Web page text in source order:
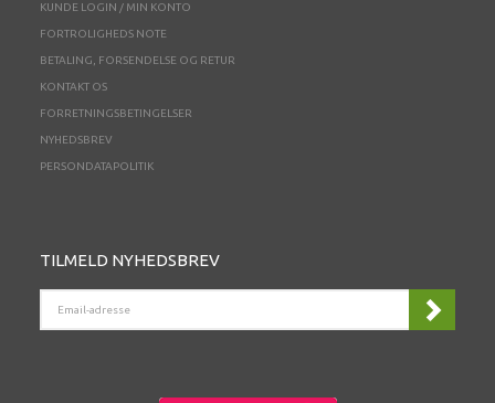
KUNDE LOGIN / MIN KONTO
FORTROLIGHEDS NOTE
BETALING, FORSENDELSE OG RETUR
KONTAKT OS
FORRETNINGSBETINGELSER
NYHEDSBREV
PERSONDATAPOLITIK
TILMELD NYHEDSBREV
ADRESSE